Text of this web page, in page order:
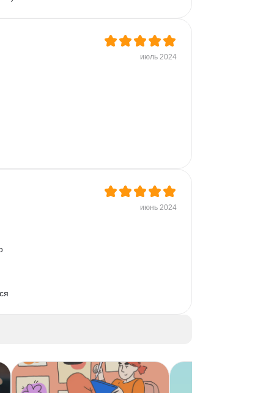
июль 2024
июнь 2024